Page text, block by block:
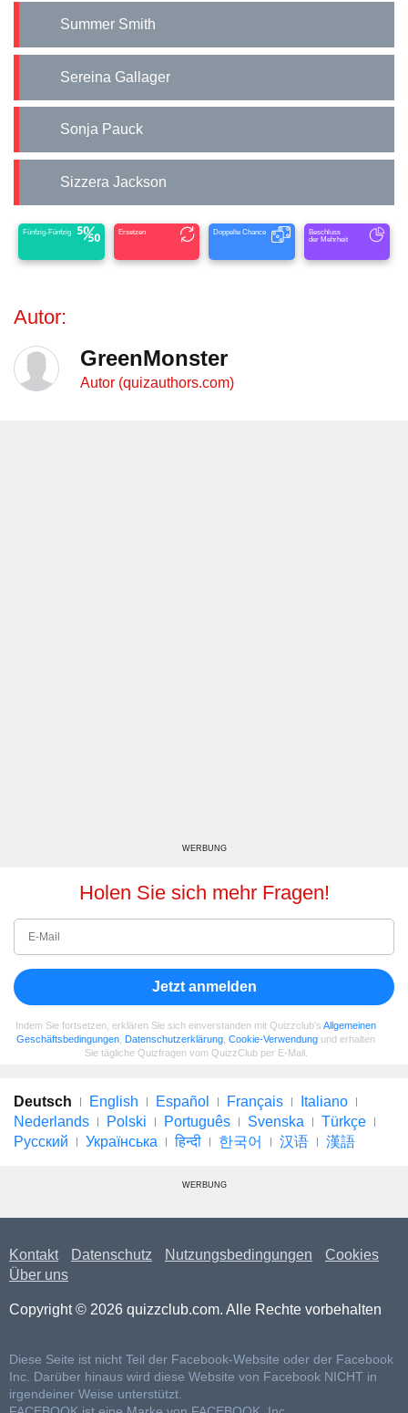
Summer Smith
Sereina Gallager
Sonja Pauck
Sizzera Jackson
Fünfzig-Fünfzig Ersetzen Doppelte Chance
Beschluss
der Mehrheit
Autor:
GreenMonster
Autor (quizauthors.com)
WERBUNG
Holen Sie sich mehr Fragen!
Jetzt anmelden
Indem Sie fortsetzen, erklären Sie sich einverstanden mit Quizzclub's Allgemeinen
Geschäftsbedingungen Datenschutzerklärung Cookie-Verwendung und erhalten
Sie tägliche Quizfragen vom QuizzClub per E-Mail.
Deutsch English Español Français
Italiano
Nederlands
Polski Português Svenska
Türkçe
Русский
Українська हिन्दी 한국어 汉语 漢語
WERBUNG
Kontakt Datenschutz Nutzungsbedingungen
Cookies
Über uns
Copyright © 2026 quizzclub.com. Alle Rechte vorbehalten
Diese Seite ist nicht Teil der Facebook-Website oder der Facebook
Inc. Darüber hinaus wird diese Website von Facebook NICHT in
irgendeiner Weise unterstützt.